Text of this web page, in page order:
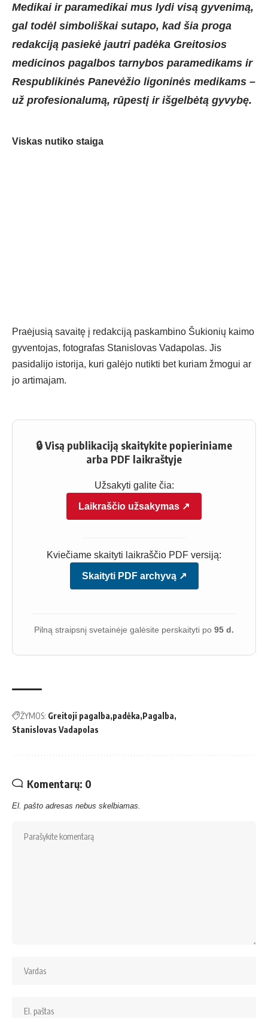
Medikai ir paramedikai mus lydi visą gyvenimą,
gal todėl simboliškai sutapo, kad šia proga
redakciją pasiekė jautri padėka Greitosios
medicinos pagalbos tarnybos paramedikams ir
Respublikinės Panevėžio ligoninės medikams –
už profesionalumą, rūpestį ir išgelbėtą gyvybę.
Viskas nutiko staiga
Praėjusią savaitę į redakciją paskambino Šukionių kaimo
gyventojas, fotografas Stanislovas Vadapolas. Jis
pasidalijo istorija, kuri galėjo nutikti bet kuriam žmogui ar
jo artimajam.
🔒 Visą publikaciją skaitykite popieriniame
arba PDF laikraštyje
Užsakyti galite čia:
Laikraščio užsakymas ↗
Kviečiame skaityti laikraščio PDF versiją:
Skaityti PDF archyvą ↗
Pilną straipsnį svetainėje galėsite perskaityti po 95 d.
ŽYMOS: Greitoji pagalba padėka Pagalba
Stanislovas Vadapolas
Komentarų: 0
El. pašto adresas nebus skelbiamas.